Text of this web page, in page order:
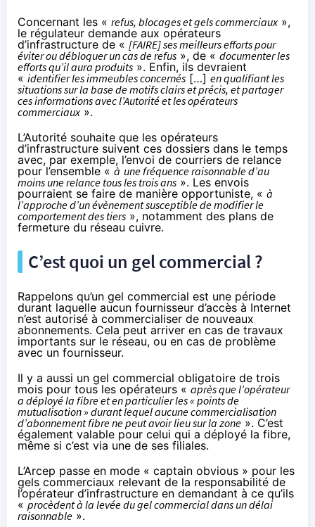
Concernant les « refus, blocages et gels commerciaux»,
le régulateur demande aux opérateurs
d’infrastructure de « [FAIRE] ses meilleurs efforts pour
éviter ou débloquer un cas de refus », de « documenter les
efforts qu’il aura produits ». Enfin, ils devraient
« identifier les immeubles concernés […] en qualifiant les
situations sur la base de motifs clairs et précis, et partager
ces informations avec l’Autorité et les opérateurs
commerciaux».
L’Autorité souhaite que les opérateurs
d’infrastructure suivent ces dossiers dans le temps
avec, par exemple, l’envoi de courriers de relance
pour l’ensemble « à une fréquence raisonnable d’au
moins une relance tous les trois ans ». Les envois
pourraient se faire de manière opportuniste, « à
l’approche d’un évènement susceptible de modifier le
comportement des tiers », notamment des plans de
fermeture du réseau cuivre.
C’est quoi un gel commercial ?
Rappelons qu’un gel commercial est une période
durant laquelle aucun fournisseur d’accès à Internet
n’est autorisé à commercialiser de nouveaux
abonnements. Cela peut arriver en cas de travaux
importants sur le réseau, ou en cas de problème
avec un fournisseur.
Il y a aussi un gel commercial obligatoire de trois
mois pour tous les opérateurs « après que l’opérateur
a déployé la fibre et en particulier les « points de
mutualisation » durant lequel aucune commercialisation
d’abonnement fibre ne peut avoir lieu sur la zone ». C’est
également valable pour celui qui a déployé la fibre,
même si c’est via une de ses filiales.
L’Arcep passe en mode « captain obvious » pour les
gels commerciaux relevant de la responsabilité de
l’opérateur d’infrastructure en demandant à ce qu’ils
« procèdent à la levée du gel commercial dans un délai
raisonnable ».